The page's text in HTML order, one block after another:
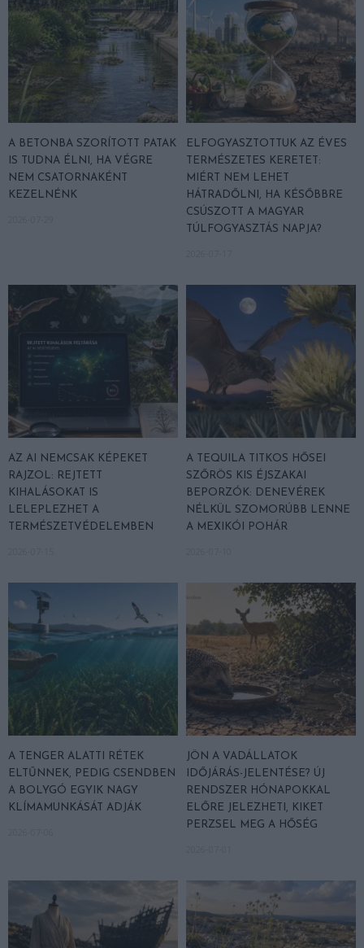
A BETONBA SZORÍTOTT PATAK
IS TUDNA ÉLNI, HA VÉGRE
NEM CSATORNAKÉNT
KEZELNÉNK
ELFOGYASZTOTTUK AZ ÉVES
TERMÉSZETES KERETET:
MIÉRT NEM LEHET
HÁTRADŐLNI, HA KÉSŐBBRE
CSÚSZOTT A MAGYAR
TÚLFOGYASZTÁS NAPJA?
AZ AI NEMCSAK KÉPEKET
RAJZOL: REJTETT
KIHALÁSOKAT IS
LELEPLEZHET A
TERMÉSZETVÉDELEMBEN
A TEQUILA TITKOS HŐSEI
SZŐRÖS KIS ÉJSZAKAI
BEPORZÓK: DENEVÉREK
NÉLKÜL SZOMORÚBB LENNE
A MEXIKÓI POHÁR
A TENGER ALATTI RÉTEK
ELTŰNNEK, PEDIG CSENDBEN
A BOLYGÓ EGYIK NAGY
KLÍMAMUNKÁSÁT ADJÁK
JÖN A VADÁLLATOK
IDŐJÁRÁS-JELENTÉSE? ÚJ
RENDSZER HÓNAPOKKAL
ELŐRE JELEZHETI, KIKET
PERZSEL MEG A HŐSÉG